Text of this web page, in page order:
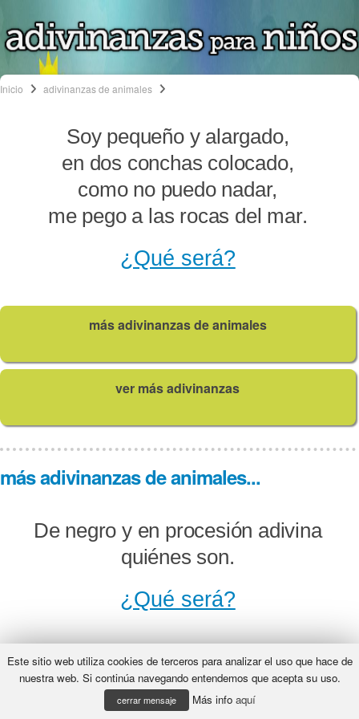
Inicio adivinanzas de animales
Soy pequeño y alargado,
en dos conchas colocado,
como no puedo nadar,
me pego a las rocas del mar.
¿Qué será?
más adivinanzas de animales
ver más adivinanzas
más adivinanzas de animales...
De negro y en procesión adivina
quiénes son.
¿Qué será?
Topó mi padre en la iglesia con uno
vestido de negro, ni era fraile, ni
Este sitio web utiliza cookies de terceros para analizar el uso que hace de
nuestra web. Si continúa navegando entendemos que acepta su uso.
cerrar mensaje Más info aquí